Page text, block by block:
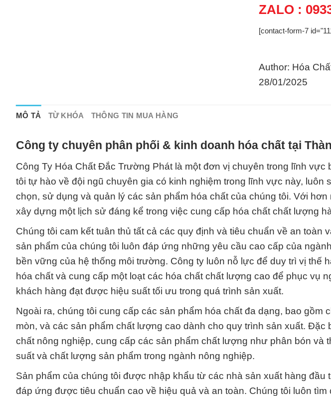
ZALO :
[contact-form-7
Author: Hóa
28/01/2025
MÔ TẢ TỪ KHÓA THÔNG TIN MUA HÀNG
Công ty chuyên phân phối & kinh doanh hóa chất tại
Công Ty Hóa Chất Đắc Trường Phát là một đơn vị chuyên trong lĩnh vực
tôi tự hào về đội ngũ chuyên gia có kinh nghiệm trong lĩnh vực này, luôn
chọn, sử dụng và quản lý các sản phẩm hóa chất của chúng tôi. Với
xây dựng một lịch sử đáng kể trong việc cung cấp hóa chất chất lượng
Chúng tôi cam kết tuân thủ tất cả các quy định và tiêu chuẩn về an toàn
sản phẩm của chúng tôi luôn đáp ứng những yêu cầu cao cấp của
bền vững của hệ thống môi trường. Công ty luôn nỗ lực để duy trì vị thế
hóa chất và cung cấp một loạt các hóa chất chất lượng cao để phục vụ
khách hàng đạt được hiệu suất tối ưu trong quá trình sản xuất.
Ngoài ra, chúng tôi cung cấp các sản phẩm hóa chất đa dạng, bao gồm
mòn, và các sản phẩm chất lượng cao dành cho quy trình sản xuất. Đặc
chất nông nghiệp, cung cấp các sản phẩm chất lượng như phân bón và
suất và chất lượng sản phẩm trong ngành nông nghiệp.
Sản phẩm của chúng tôi được nhập khẩu từ các nhà sản xuất hàng đầu
đáp ứng được tiêu chuẩn cao về hiệu quả và an toàn. Chúng tôi luôn